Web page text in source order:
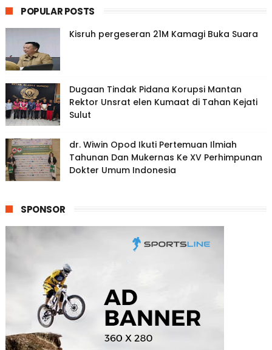
POPULAR POSTS
Kisruh pergeseran 21M Kamagi Buka Suara
Dugaan Tindak Pidana Korupsi Mantan
Rektor Unsrat elen Kumaat di Tahan Kejati
Sulut
dr. Wiwin Opod Ikuti Pertemuan Ilmiah
Tahunan Dan Mukernas Ke XV Perhimpunan
Dokter Umum Indonesia
SPONSOR